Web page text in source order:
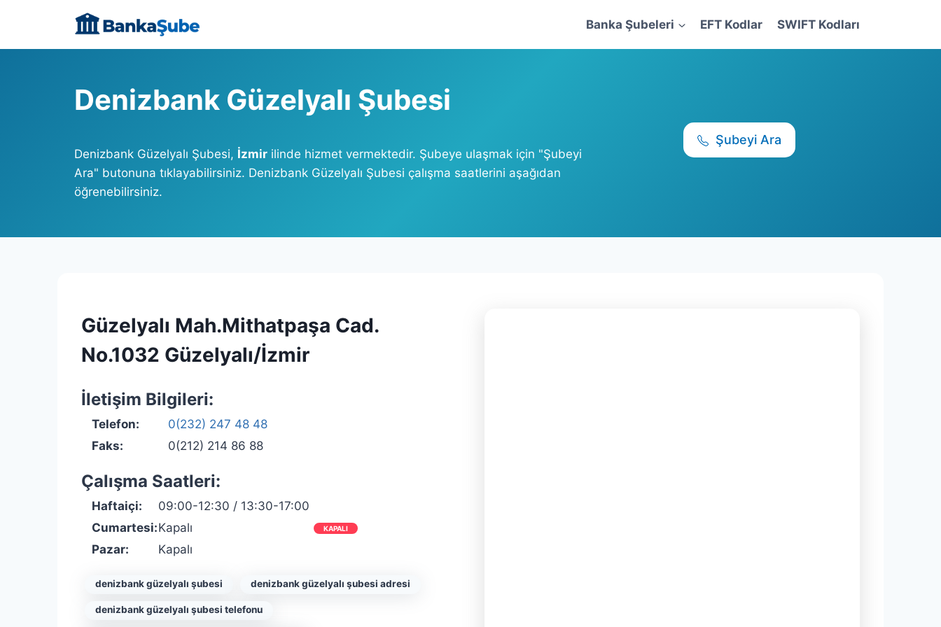
content
Banka Şubeleri EFT Kodlar SWIFT Kodları
Denizbank Güzelyalı Şubesi
Denizbank Güzelyalı Şubesi, İzmir ilinde hizmet vermektedir. Şubeye ulaşmak için "Şubeyi
Ara" butonuna tıklayabilirsiniz. Denizbank Güzelyalı Şubesi çalışma saatlerini aşağıdan
öğrenebilirsiniz.
Şubeyi Ara
Güzelyalı Mah.Mithatpaşa Cad.
No.1032 Güzelyalı/İzmir
İletişim Bilgileri:
Telefon:
0(232) 247 48 48
Faks:
0(212) 214 86 88
Çalışma Saatleri:
Haftaiçi:
09:00-12:30 / 13:30-17:00
Cumartesi:Kapalı KAPALI
Pazar: Kapalı
denizbank güzelyalı şubesi denizbank güzelyalı şubesi adresi
denizbank güzelyalı şubesi telefonu